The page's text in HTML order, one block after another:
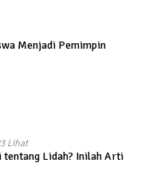
Menjadi Pemimpin
Lihat
tentang Lidah? Inilah Arti